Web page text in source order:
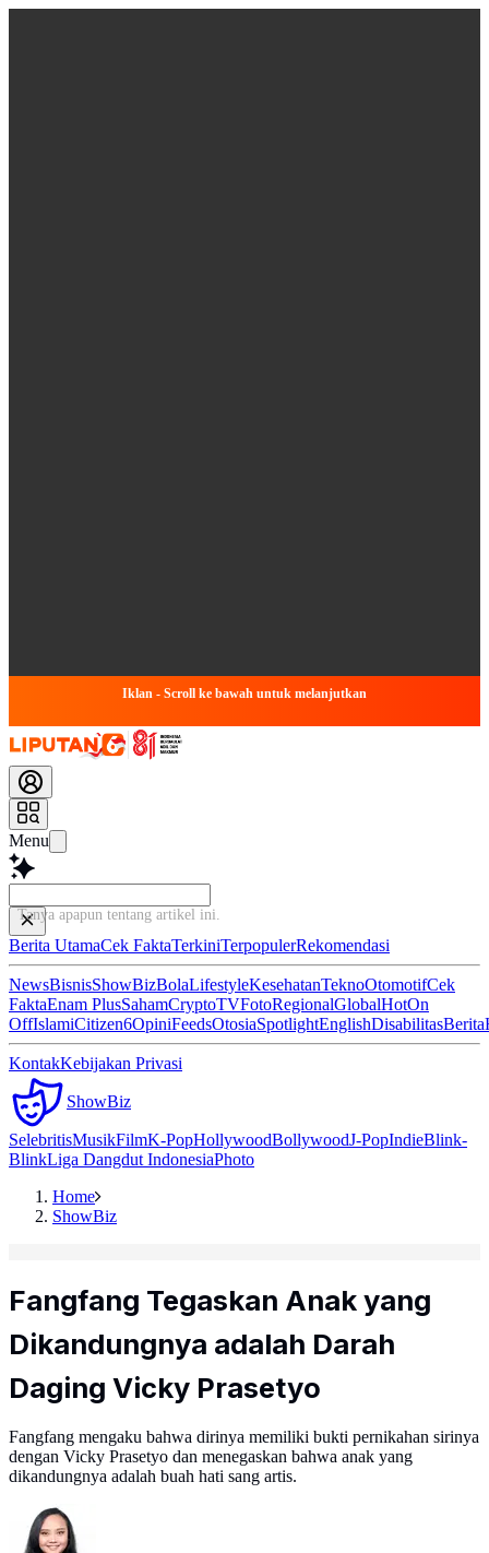
Iklan - Scroll ke bawah untuk melanjutkan
Menu
Tanya apapun tentang artikel
Berita UtamaCek FaktaTerkiniTerpopulerRekomendasi
NewsBisnisShowBizBolaLifestyleKesehatanTeknoOtomotifCek
FaktaEnam PlusSahamCryptoTVFotoRegionalGlobalHotOn
OffIslamiCitizen6OpiniFeedsOtosiaSpotlightEnglishDisabilitasBerita
KontakKebijakan Privasi
ShowBiz
SelebritisMusikFilmK-PopHollywoodBollywoodJ-PopIndieBlink-
BlinkLiga Dangdut IndonesiaPhoto
Home
ShowBiz
Fangfang Tegaskan Anak yang
Dikandungnya adalah Darah
Daging Vicky Prasetyo
Fangfang mengaku bahwa dirinya memiliki bukti pernikahan sirinya
dengan Vicky Prasetyo dan menegaskan bahwa anak yang
dikandungnya adalah buah hati sang artis.